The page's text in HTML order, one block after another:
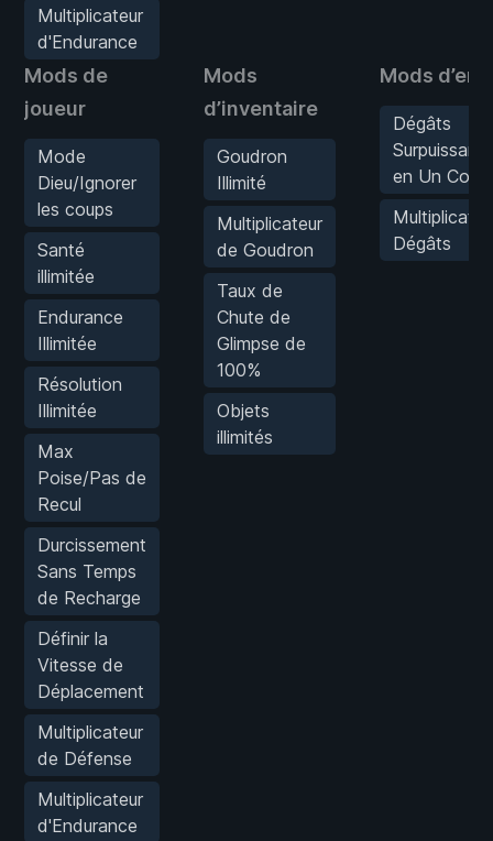
Multiplicateur
d'Endurance
Mods de
joueur
Mode
Dieu/Ignorer
les coups
Santé
illimitée
Endurance
Illimitée
Résolution
Illimitée
Max
Poise/Pas de
Recul
Durcissement
Sans Temps
de Recharge
Définir la
Vitesse de
Déplacement
Multiplicateur
de Défense
Multiplicateur
d'Endurance
Mods
d’inventaire
Goudron
Illimité
Multiplicateur
de Goudron
Taux de
Chute de
Glimpse de
100%
Objets
illimités
Mods
Dégâts
en Un Coup
Dégâts